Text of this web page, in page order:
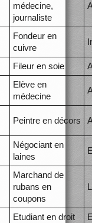
médecine,
journaliste
Fondeur en
cuivre
Fileur en soie
Elève en
médecine
Peintre en décors
Négociant en
laines
Marchand de
rubans en
coupons
Etudiant en droit